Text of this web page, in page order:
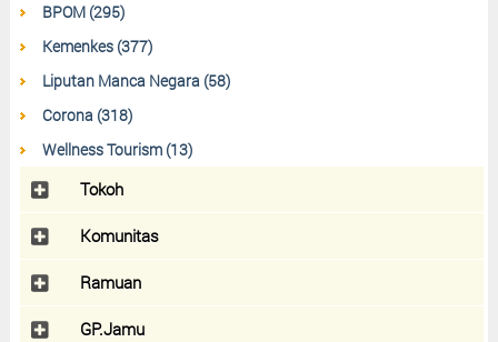
BPOM (295)
Kemenkes (377)
Liputan Manca Negara (58)
Corona (318)
Wellness Tourism (13)
Tokoh
Komunitas
Ramuan
GP.Jamu